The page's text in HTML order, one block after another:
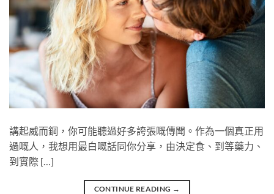
講起威而鋼，你可能聽過好多誇張嘅傳聞。作為一個真正用
過嘅人，我想用最白嘅話同你分享，由決定食、到等藥力、
到實際 […]
CONTINUE READING →